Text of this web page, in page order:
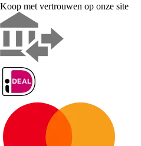
Koop met vertrouwen op onze site